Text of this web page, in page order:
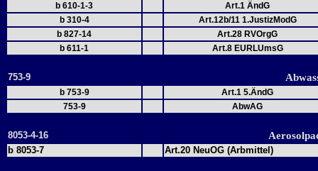
b 610-1-3
Art.1 ÄndG
b 310-4
Art.12b/11 1.JustizModG
b 827-14
Art.28 RVOrgG
b 611-1
Art.8 EURLUmsG
753-9
b 753-9
Art.1 5.ÄndG
753-9
AbwAG
8053-4-16
b 8053-7 Art.20 NeuOG (Arbmittel)